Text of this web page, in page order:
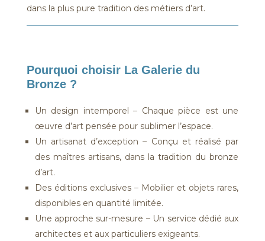
dans la plus pure tradition des métiers d’art.
Pourquoi choisir La Galerie du
Bronze ?
Un design intemporel – Chaque pièce est une
œuvre d’art pensée pour sublimer l’espace.
Un artisanat d’exception – Conçu et réalisé par
des maîtres artisans, dans la tradition du bronze
d’art.
Des éditions exclusives – Mobilier et objets rares,
disponibles en quantité limitée.
Une approche sur-mesure – Un service dédié aux
architectes et aux particuliers exigeants.